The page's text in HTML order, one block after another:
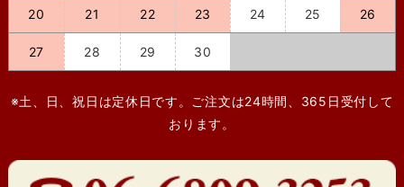
20 21 22 23 24 25 26
27 28 29 30
※土、日、祝日は定休日です。ご注文は24時間、365日受付して
おります。